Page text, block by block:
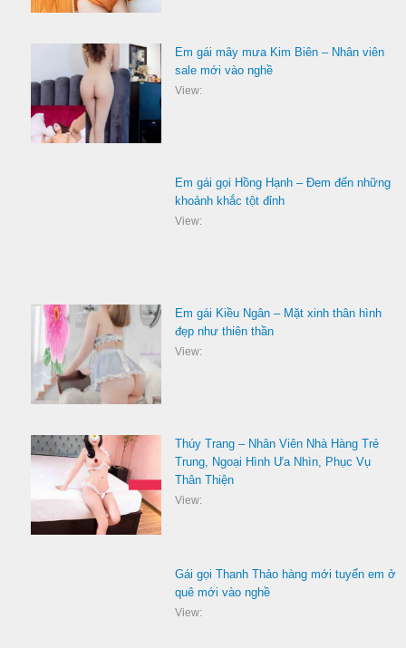
Em gái mây mưa Kim Biên – Nhân viên
sale mới vào nghề
View:
Em gái gọi Hồng Hạnh – Đem đến những
khoảnh khắc tột đỉnh
View:
Em gái Kiều Ngân – Mặt xinh thân hình
đẹp như thiên thần
View:
Thúy Trang – Nhân Viên Nhà Hàng Trẻ
Trung, Ngoại Hình Ưa Nhìn, Phục Vụ
Thân Thiện
View:
Gái gọi Thanh Thảo hàng mới tuyển em ở
quê mới vào nghề
View: